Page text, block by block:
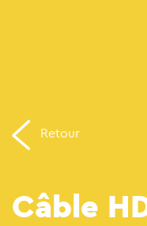
Retour
Câble